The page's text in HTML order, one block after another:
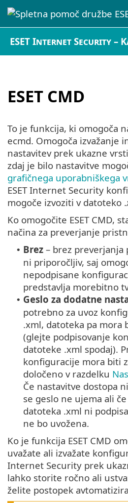
ESET Internet Security –
ESET CMD
To je funkcija, ki omogoča
ecmd. Omogoča izvažanje
nastavitev prek ukazne
zdaj je bilo nastavitve
grafičnega uporabniškega
ESET Internet Security
mogoče izvoziti v datoteko .
Ko omogočite ESET CMD,
načina za preverjanje
• Brez – brez preverjanja
ni priporočljiv, saj
nepodpisane
predstavlja morebitno
• Geslo za dodatne
potrebno za uvoz
.xml, datoteka pa mora
(glejte podpisovanje
datoteke .xml spodaj).
konfiguracije mora biti
določeno v razdelku
Če nastavitve dostopa
se geslo ne ujema ali
datoteka .xml ni
ne bo uvožena.
Ko je funkcija ESET CMD
uvažate ali izvažate
Internet Security prek
lahko storite ročno ali
želite postopek